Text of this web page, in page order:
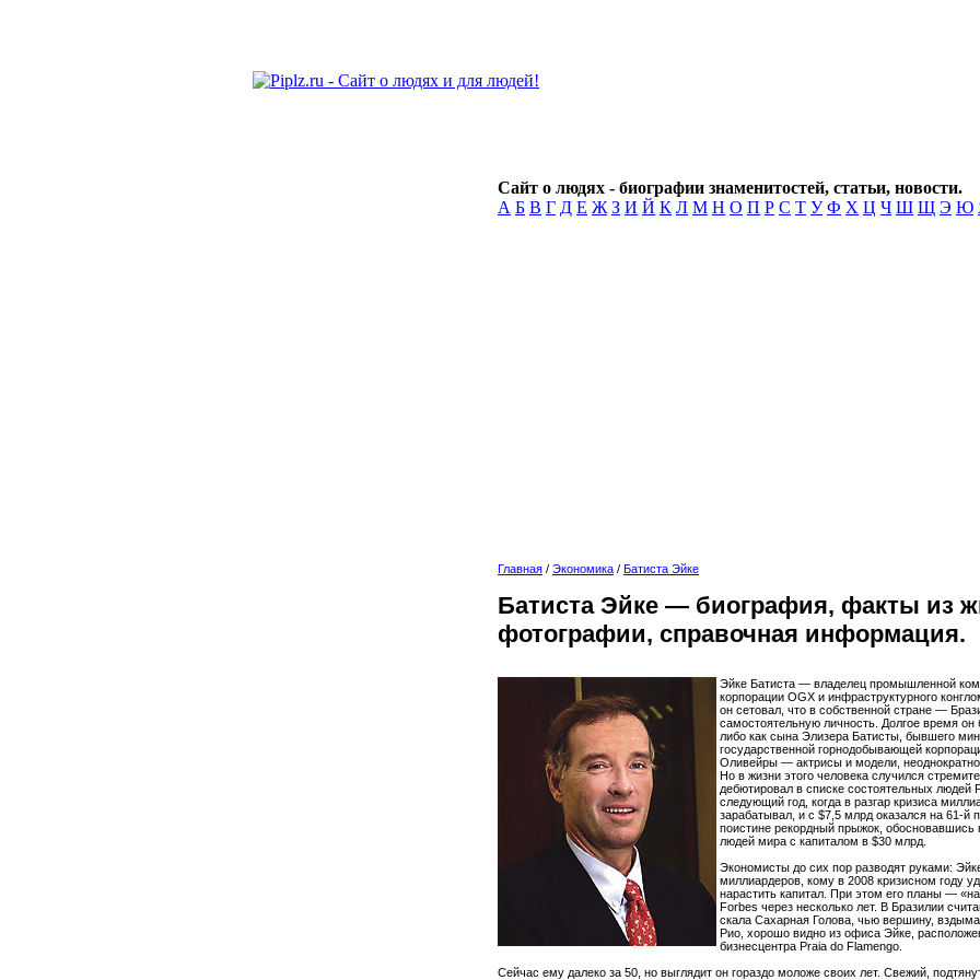
Сайт о людях - биографии знаменитостей, статьи, новости.
А Б В Г Д Е Ж З И Й К Л М Н О П Р С Т У Ф Х Ц Ч Ш Щ Э Ю
Главная / Экономика / Батиста Эйке
Батиста Эйке — биография, факты из
фотографии, справочная информация.
Эйке Батиста — владелец промышленной
корпорации OGX и инфраструктурного
он сетовал, что в собственной стране —
самостоятельную личность. Долгое время
либо как сына Элизера Батисты, бывшего
государственной горнодобывающей
Оливейры — актрисы и модели,
Но в жизни этого человека случился
дебютировал в списке состоятельных
следующий год, когда в разгар кризиса
зарабатывал, и с $7,5 млрд оказался на 61-й
поистине рекордный прыжок,
людей мира с капиталом в $30 млрд.
Экономисты до сих пор разводят руками:
миллиардеров, кому в 2008 кризисном году
нарастить капитал. При этом его планы —
Forbes через несколько лет. В Бразилии
скала Сахарная Голова, чью вершину,
Рио, хорошо видно из офиса Эйке,
бизнесцентра Praia do Flamengo.
Сейчас ему далеко за 50, но выглядит он гораздо моложе своих лет. Свежий,